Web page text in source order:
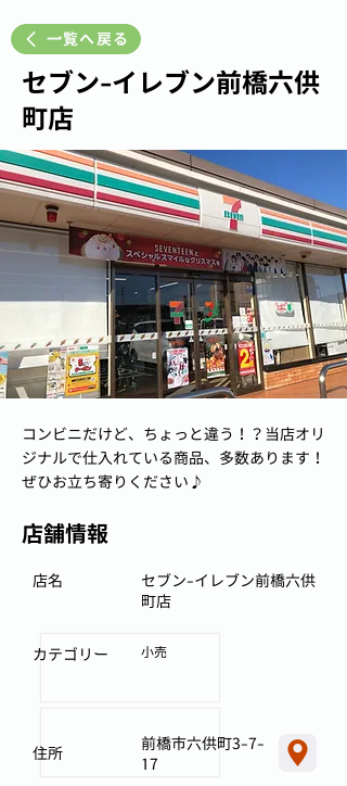
一覧へ戻る
セブン-イレブン前橋六供
町店
コンビニだけど、ちょっと違う！？当店オリ
ジナルで仕入れている商品、多数あります！
ぜひお立ち寄りください♪
店舗情報
セブン-イレブン前橋六供
町店
店名
小売
カテゴリー
前橋市六供町3-7-
17
住所